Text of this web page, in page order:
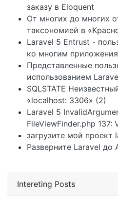
Intereting Posts
заказу в Eloquent
От многих до многих
таксономией в
Laravel 5 Entrust -
ко многим
Представленные
использованием
SQLSTATE
«localhost: 3306» (2)
Laravel 5
FileViewFinder.php 137:
загрузите мой
Разверните Laravel до